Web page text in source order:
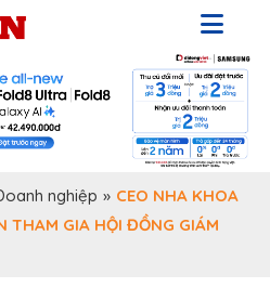
nghiệp » CEO NHA KHOA
THAM GIA HỘI ĐỒNG GIÁM